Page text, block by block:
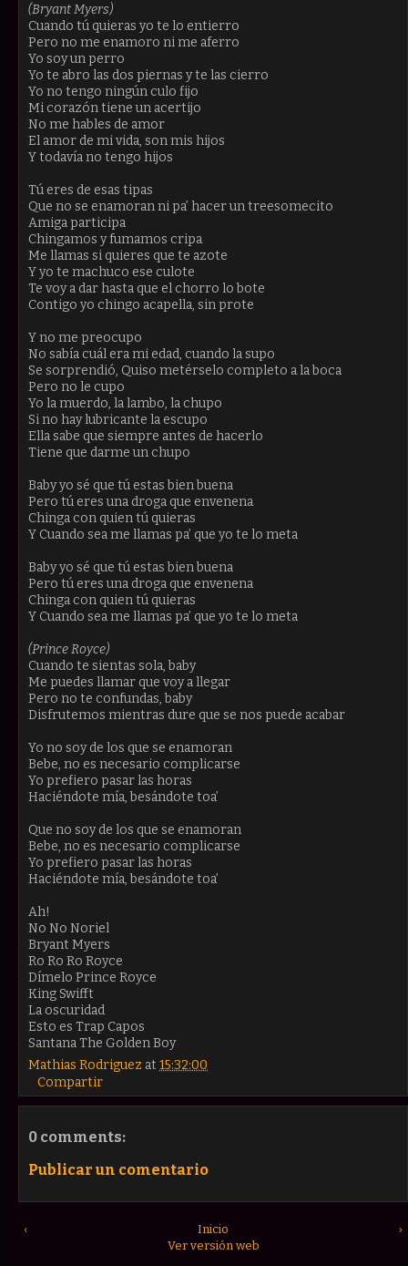
(Bryant Myers)
Cuando tú quieras yo te lo entierro
Pero no me enamoro ni me aferro
Yo soy un perro
Yo te abro las dos piernas y te las cierro
Yo no tengo ningún culo fijo
Mi corazón tiene un acertijo
No me hables de amor
El amor de mi vida, son mis hijos
Y todavía no tengo hijos
Tú eres de esas tipas
Que no se enamoran ni pa’ hacer un treesomecito
Amiga participa
Chingamos y fumamos cripa
Me llamas si quieres que te azote
Y yo te machuco ese culote
Te voy a dar hasta que el chorro lo bote
Contigo yo chingo acapella, sin prote
Y no me preocupo
No sabía cuál era mi edad, cuando la supo
Se sorprendió, Quiso metérselo completo a la boca
Pero no le cupo
Yo la muerdo, la lambo, la chupo
Si no hay lubricante la escupo
Ella sabe que siempre antes de hacerlo
Tiene que darme un chupo
Baby yo sé que tú estas bien buena
Pero tú eres una droga que envenena
Chinga con quien tú quieras
Y Cuando sea me llamas pa’ que yo te lo meta
Baby yo sé que tú estas bien buena
Pero tú eres una droga que envenena
Chinga con quien tú quieras
Y Cuando sea me llamas pa’ que yo te lo meta
(Prince Royce)
Cuando te sientas sola, baby
Me puedes llamar que voy a llegar
Pero no te confundas, baby
Disfrutemos mientras dure que se nos puede acabar
Yo no soy de los que se enamoran
Bebe, no es necesario complicarse
Yo prefiero pasar las horas
Haciéndote mía, besándote toa’
Que no soy de los que se enamoran
Bebe, no es necesario complicarse
Yo prefiero pasar las horas
Haciéndote mía, besándote toa’
Ah!
No No Noriel
Bryant Myers
Ro Ro Ro Royce
Dímelo Prince Royce
King Swifft
La oscuridad
Esto es Trap Capos
Santana The Golden Boy
Mathias Rodriguez at 15:32:00
Compartir
0 comments:
Publicar un comentario
‹ ›
Inicio
Ver versión web